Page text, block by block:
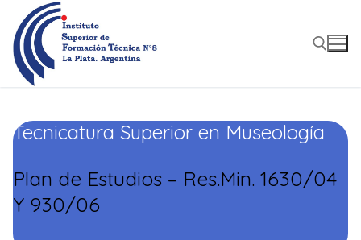
contenido
Tecnicatura Superior en Museología
Plan de Estudios – Res.Min. 1630/04
Y 930/06